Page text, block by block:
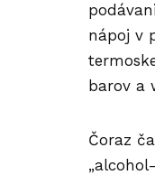
nápoj v
barov a
Čoraz